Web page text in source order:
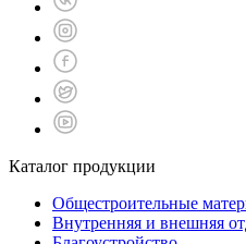
Каталог продукции
Общестроительные
Внутренняя и внешняя